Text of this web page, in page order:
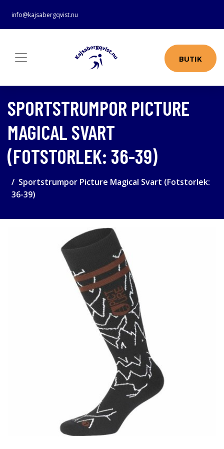
info@kajsabergqvist.nu
BUTIK
SPORTSTRUMPOR PICTURE
MAGICAL SVART
(FOTSTORLEK: 36-39)
Sportstrumpor Picture Magical Svart (Fotstorlek:
36-39)